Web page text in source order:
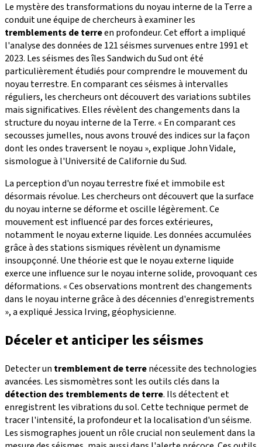
Le mystère des transformations du noyau interne de la Terre a
conduit une équipe de chercheurs à examiner les
tremblements de terreen profondeur. Cet effort a impliqué
l'analyse des données de 121 séismes survenues entre 1991 et
2023. Les séismes des îles Sandwich du Sud ont été
particulièrement étudiés pour comprendre le mouvement du
noyau terrestre. En comparant ces séismes à intervalles
réguliers, les chercheurs ont découvert des variations subtiles
mais significatives. Elles révèlent des changements dans la
structure du noyau interne de la Terre. « En comparant ces
secousses jumelles, nous avons trouvé des indices sur la façon
dont les ondes traversent le noyau », explique John Vidale,
sismologue à l'Université de Californie du Sud.
La perception d'un noyau terrestre fixé et immobile est
désormais révolue. Les chercheurs ont découvert que la surface
du noyau interne se déforme et oscille légèrement. Ce
mouvement est influencé par des forces extérieures,
notamment le noyau externe liquide. Les données accumulées
grâce à des stations sismiques révèlent un dynamisme
insoupçonné. Une théorie est que le noyau externe liquide
exerce une influence sur le noyau interne solide, provoquant ces
déformations. « Ces observations montrent des changements
dans le noyau interne grâce à des décennies d'enregistrements
», a expliqué Jessica Irving, géophysicienne.
Déceler et anticiper les séismes
Detecter un tremblement de terrenécessite des technologies
avancées. Les sismomètres sont les outils clés dans la
détection des tremblements de terre. Ils détectent et
enregistrent les vibrations du sol. Cette technique permet de
tracer l'intensité, la profondeur et la localisation d'un séisme.
Les sismographes jouent un rôle crucial non seulement dans la